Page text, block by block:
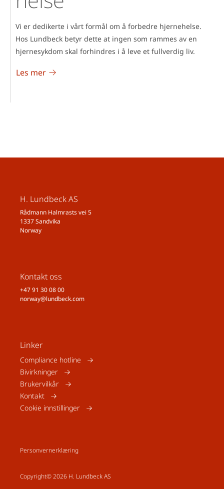
Vi er dedikerte i vårt formål om å forbedre hjernehelse.
Hos Lundbeck betyr dette at ingen som rammes av en
hjernesykdom skal forhindres i å leve et fullverdig liv.
Les mer
H. Lundbeck AS
Rådmann Halmrasts vei 5
1337 Sandvika
Norway
Kontakt oss
+47 91 30 08 00
norway@lundbeck.com
Linker
Compliance hotline
Bivirkninger
Brukervilkår
Kontakt
Cookie innstillinger
Personvernerklæring
Copyright© 2026 H. Lundbeck AS